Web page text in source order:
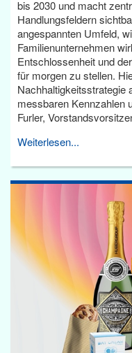
bis 2030 und macht
Handlungsfeldern
angespannten Umfeld,
Familienunternehmen
Entschlossenheit und
für morgen zu stellen.
Nachhaltigkeitsstrategie
messbaren Kennzahlen
Furler,
Weiterlesen...